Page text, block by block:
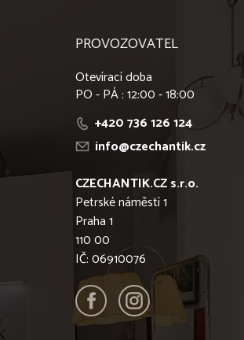
PROVOZOVATEL
Otevírací doba
PO - PÁ : 12:00 - 18:00
+420 736 126 124
info@czechantik.cz
CZECHANTIK.CZ s.r.o.
Petrské náměstí 1
Praha 1
110 00
IČ: 06910076